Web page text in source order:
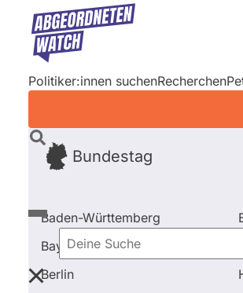
Direkt
Inhalt
Politiker:innen suchenRecherchen
Bundestag
Baden-Württemberg
Bayern
Berlin
Deine
Suche